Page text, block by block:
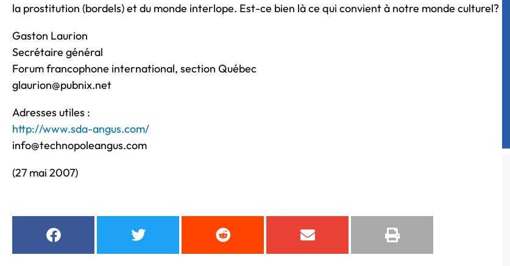
la prostitution (bordels) et du monde interlope. Est-ce bien là ce qui convient à notre monde culturel?
Gaston Laurion
Secrétaire général
Forum francophone international, section Québec
glaurion@pubnix.net
Adresses utiles :
http://www.sda-angus.com/
info@technopoleangus.com
(27 mai 2007)